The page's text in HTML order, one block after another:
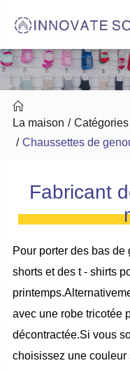

La maison
Chaussettes de
Fabricant
Pour porter des bas
shorts et des t - shirts
avec une robe tricotée
décontractée.Si vous
choisissez une couleur